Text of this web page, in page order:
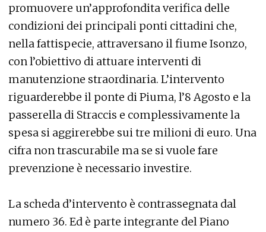
promuovere un’approfondita verifica delle
condizioni dei principali ponti cittadini che,
nella fattispecie, attraversano il fiume Isonzo,
con l’obiettivo di attuare interventi di
manutenzione straordinaria. L’intervento
riguarderebbe il ponte di Piuma, l’8 Agosto e la
passerella di Straccis e complessivamente la
spesa si aggirerebbe sui tre milioni di euro. Una
cifra non trascurabile ma se si vuole fare
prevenzione è necessario investire.
La scheda d’intervento è contrassegnata dal
numero 36. Ed è parte integrante del Piano